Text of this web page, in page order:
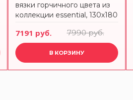
вязки горчичного цвета из
коллекции essential, 130х180
7191 руб. 7990 руб.
В КОРЗИНУ